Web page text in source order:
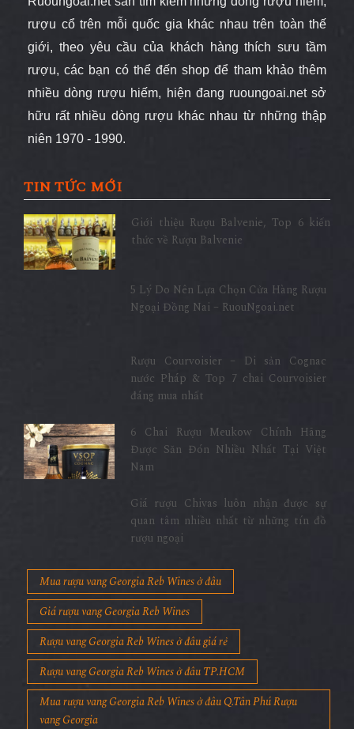
rượu cổtrên mỗi quốc gia khác nhau trên toàn thế
giới, theo yêu cầu của khách hàng thích sưu tầm
rượu, các bạn có thể đến shop để tham khảo thêm
nhiều dòng rượu hiếm, hiện đang ruoungoai.net sở
hữu rất nhiều dòng rượu khác nhau từ những thập
niên 1970 - 1990.
TIN TỨC MỚI
Giới thiệu Rượu Balvenie, Top 6 kiến
thức về Rượu Balvenie
5 Lý Do Nên Lựa Chọn Cửa Hàng Rượu
Ngoại Đồng Nai – RuouNgoai.net
Rượu Courvoisier – Di sản Cognac
nước Pháp & Top 7 chai Courvoisier
đáng mua nhất
6 Chai Rượu Meukow Chính Hãng
Được Săn Đón Nhiều Nhất Tại Việt
Nam
Giá rượu Chivas luôn nhận được sự
quan tâm nhiều nhất từ những tín đồ
rượu ngoại
Mua rượu vang Georgia Reb Wines ở đâu
Giá rượu vang Georgia Reb Wines
Rượu vang Georgia Reb Wines ở đâu giá rẻ
Rượu vang Georgia Reb Wines ở đâu TP.HCM
Mua rượu vang Georgia Reb Wines ở đâu Q.Tân Phú Rượu
vang Georgia